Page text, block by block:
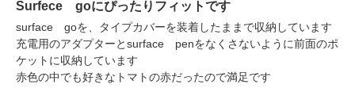
Surfece goにぴったりフィットです
surface goを、タイプカバーを装着したままで収納しています
充電用のアダプターとsurface penをなくさないように前面のポ
ケットに収納しています
赤色の中でも好きなトマトの赤だったので満足です